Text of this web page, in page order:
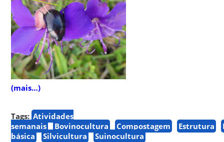
(mais…)
Tags: Atividades
semanais
Bovinocultura Compostagem Estrutura
básica
Silvicultura Suinocultura